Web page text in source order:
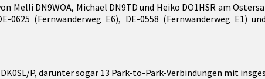
Melli DN9WOA, Michael DN9TD und Heiko DO1HSR am
(Fernwanderweg E6), DE-0558 (Fernwanderweg E1)
P, darunter sogar 13 Park-to-Park-Verbindungen mit